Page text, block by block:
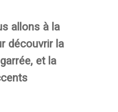
allons à la
découvrir la
et la